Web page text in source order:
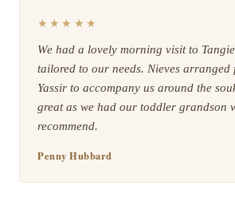
★★★★★
We had a lovely morning visit to
tailored to our needs. Nieves
Yassir to accompany us around the
great as we had our toddler grandson
recommend.
Penny Hubbard